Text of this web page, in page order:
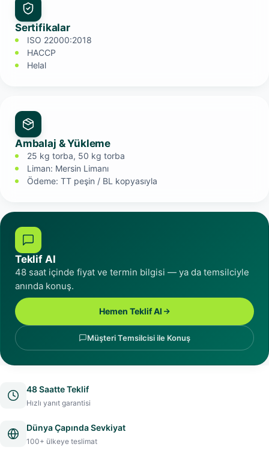
Sertifikalar
ISO 22000:2018
HACCP
Helal
Ambalaj & Yükleme
25 kg torba, 50 kg torba
Liman: Mersin Limanı
Ödeme: TT peşin / BL kopyasıyla
Teklif Al
48 saat içinde fiyat ve termin bilgisi — ya da temsilciyle
anında konuş.
Hemen Teklif Al
Müşteri Temsilcisi ile Konuş
48 Saatte Teklif
Hızlı yanıt garantisi
Dünya Çapında Sevkiyat
100+ ülkeye teslimat